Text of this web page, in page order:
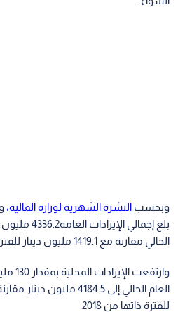
وبحسب النشرة الشهرية لوزارة المالية،
بلغ إجمالي
الحالي مقارنة مع 1419.1 مليون دينار للفترة ذاتها من 2018.
للفترة ذاتها من 2018.